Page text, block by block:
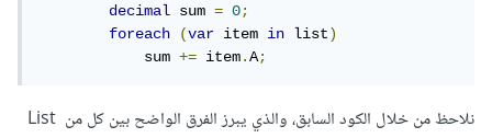
decimal sum = 0;
foreach
(var item in list)
            sum
+= item.A;
نلاحظ من خلال الكود السابق، والذي يبرز الفرق الواضح بين كل من List